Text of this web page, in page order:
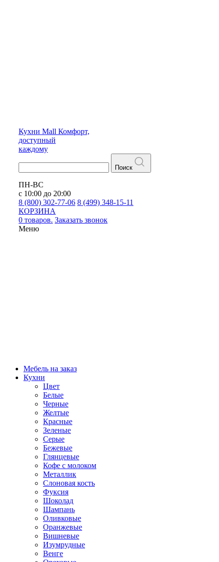
Кухни Mall Комфорт,
доступный
каждому
Поиск
ПН-ВС
с 10:00 до 20:00
8 (800) 302-77-06 8 (499) 348-15-11
КОРЗИНА
0 товаров. Заказать звонок
Меню
Мебель на заказ
Кухни
Цвет
Белые
Черные
Желтые
Красные
Зеленые
Серые
Бежевые
Глянцевые
Кофе с молоком
Металлик
Слоновая кость
Фуксия
Шоколад
Шампань
Оливковые
Оранжевые
Вишневые
Изумрудные
Венге